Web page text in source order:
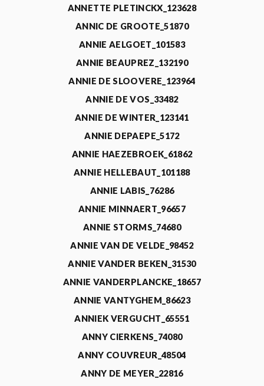
ANNETTE PLETINCKX_123628
ANNIC DE GROOTE_51870
ANNIE AELGOET_101583
ANNIE BEAUPREZ_132190
ANNIE DE SLOOVERE_123964
ANNIE DE VOS_33482
ANNIE DE WINTER_123141
ANNIE DEPAEPE_5172
ANNIE HAEZEBROEK_61862
ANNIE HELLEBAUT_101188
ANNIE LABIS_76286
ANNIE MINNAERT_96657
ANNIE STORMS_74680
ANNIE VAN DE VELDE_98452
ANNIE VANDER BEKEN_31530
ANNIE VANDERPLANCKE_18657
ANNIE VANTYGHEM_86623
ANNIEK VERGUCHT_65551
ANNY CIERKENS_74080
ANNY COUVREUR_48504
ANNY DE MEYER_22816